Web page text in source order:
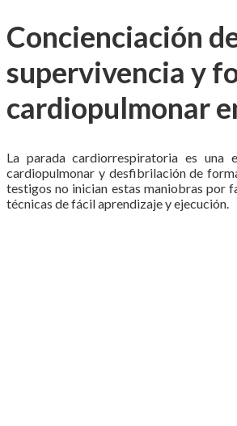
Concienciación
supervivencia y
cardiopulmonar
La parada cardiorrespiratoria es una
cardiopulmonar y desfibrilación de
testigos no inician estas maniobras por
técnicas de fácil aprendizaje y ejecución.